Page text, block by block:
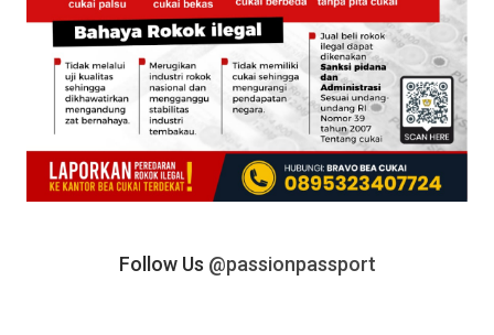
Follow Us @passionpassport